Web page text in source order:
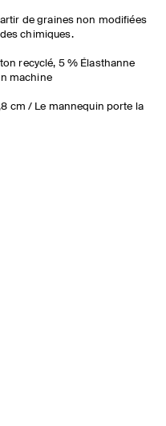
de graines non modifiées
chimiques.
recyclé, 5 % Élasthanne
machine
cm / Le mannequin porte la